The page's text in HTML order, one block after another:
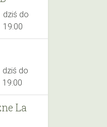
dziś do
19:00
dziś do
19:00
La